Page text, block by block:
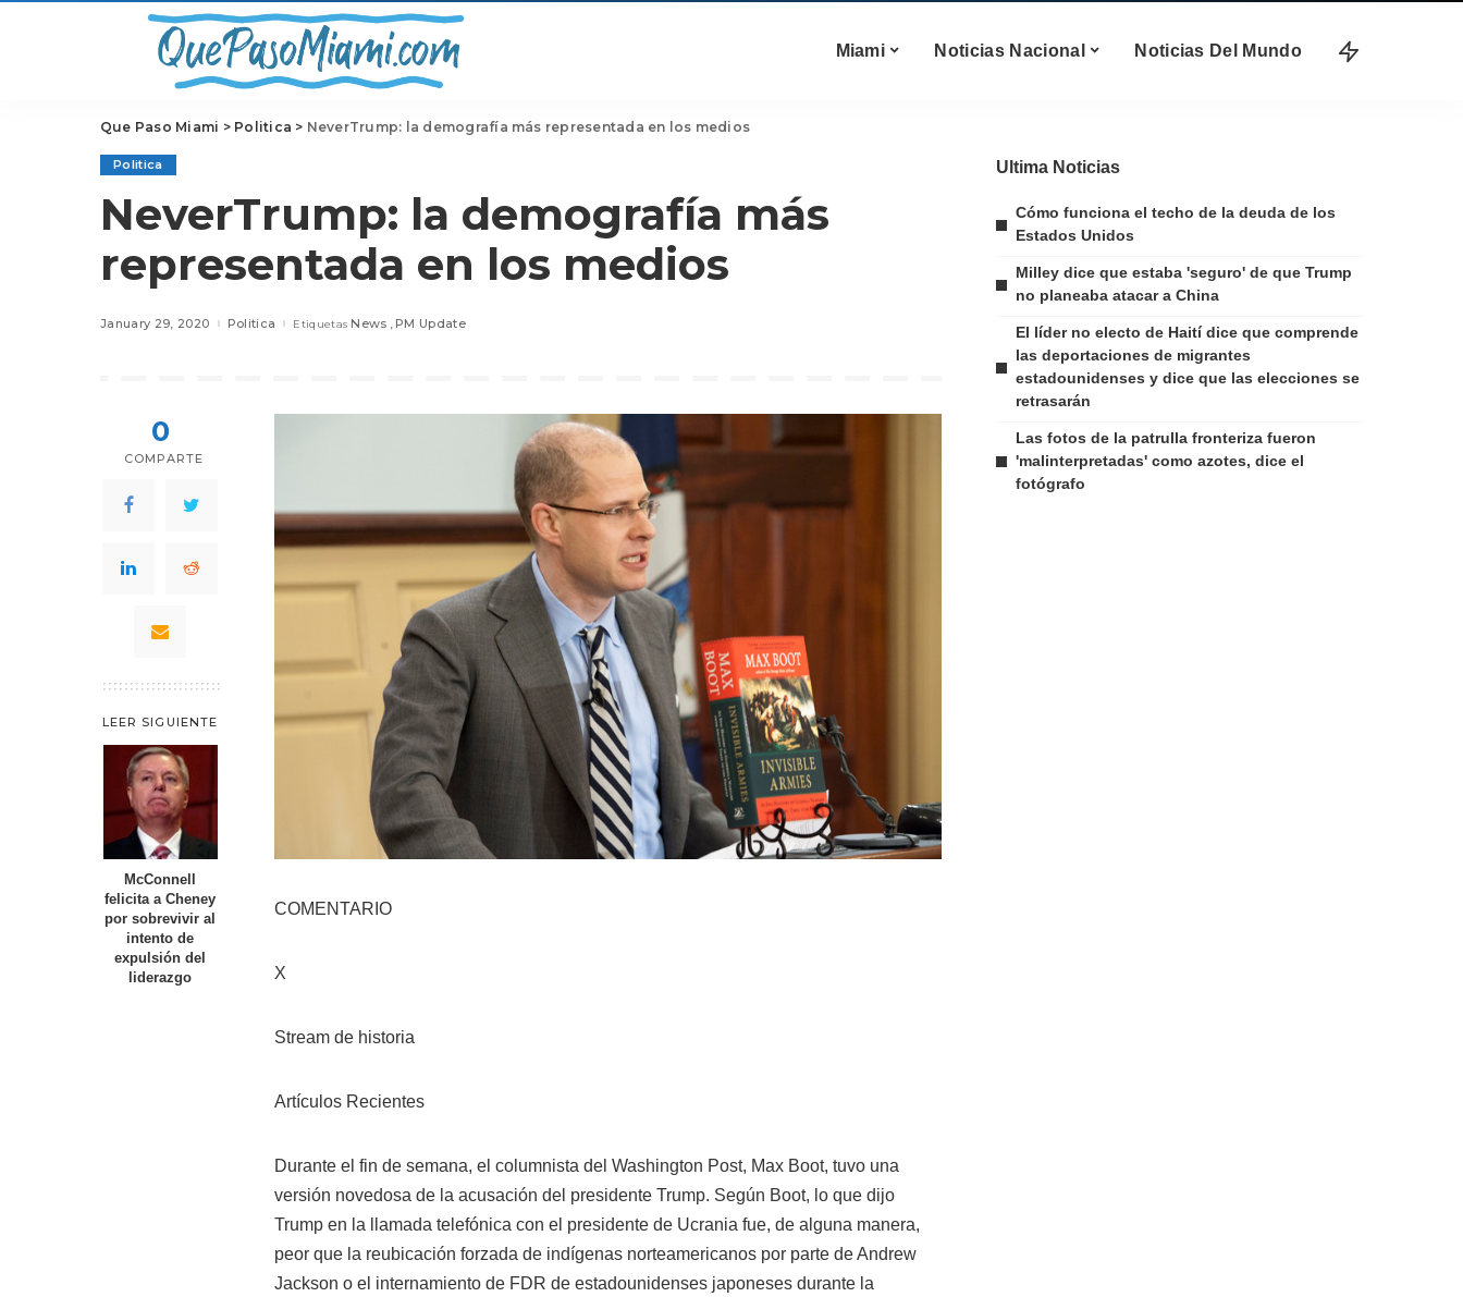
Miami Noticias Nacional Noticias Del Mundo
Que Paso Miami > Politica > NeverTrump: la demografía más representada en los medios
Politica
NeverTrump: la demografía más
representada en los medios
January 29, 2020 Politica Etiquetas News PM Update
0
COMPARTE
LEER SIGUIENTE
McConnell
felicita a Cheney
por sobrevivir al
intento de
expulsión del
liderazgo
COMENTARIO
X
Stream de historia
Artículos Recientes
Durante el fin de semana, el columnista del Washington Post, Max Boot, tuvo una
versión novedosa de la acusación del presidente Trump. Según Boot, lo que dijo
Trump en la llamada telefónica con el presidente de Ucrania fue, de alguna manera,
peor que la reubicación forzada de indígenas norteamericanos por parte de Andrew
Jackson o el internamiento de FDR de estadounidenses japoneses durante la
Ultima Noticias
Cómo funciona el techo de la deuda de los
Estados Unidos
Milley dice que estaba 'seguro' de que Trump
no planeaba atacar a China
El líder no electo de Haití dice que comprende
las deportaciones de migrantes
estadounidenses y dice que las elecciones se
retrasarán
Las fotos de la patrulla fronteriza fueron
'malinterpretadas' como azotes, dice el
fotógrafo